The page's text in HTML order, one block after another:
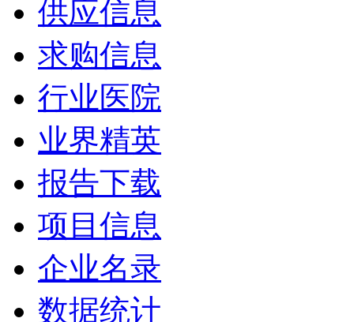
供应信息
求购信息
行业医院
业界精英
报告下载
项目信息
企业名录
数据统计